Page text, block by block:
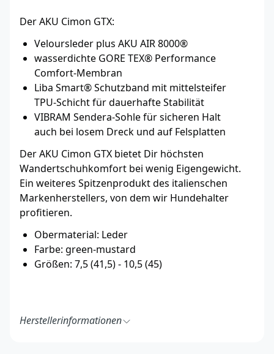
Der AKU Cimon GTX:
Veloursleder plus AKU AIR 8000®
wasserdichte GORE TEX® Performance
Comfort-Membran
Liba Smart® Schutzband mit mittelsteifer
TPU-Schicht für dauerhafte Stabilität
VIBRAM Sendera-Sohle für sicheren Halt
auch bei losem Dreck und auf Felsplatten
Der AKU Cimon GTX bietet Dir höchsten
Wandertschuhkomfort bei wenig Eigengewicht.
Ein weiteres Spitzenprodukt des italienschen
Markenherstellers, von dem wir Hundehalter
profitieren.
Obermaterial: Leder
Farbe: green-mustard
Größen: 7,5 (41,5) - 10,5 (45)
Herstellerinformationen